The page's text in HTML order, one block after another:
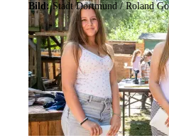
Bild:Stadt Dortmund / Roland